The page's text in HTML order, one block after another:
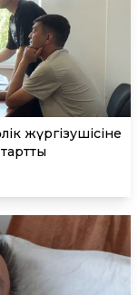
жүргізушісіне